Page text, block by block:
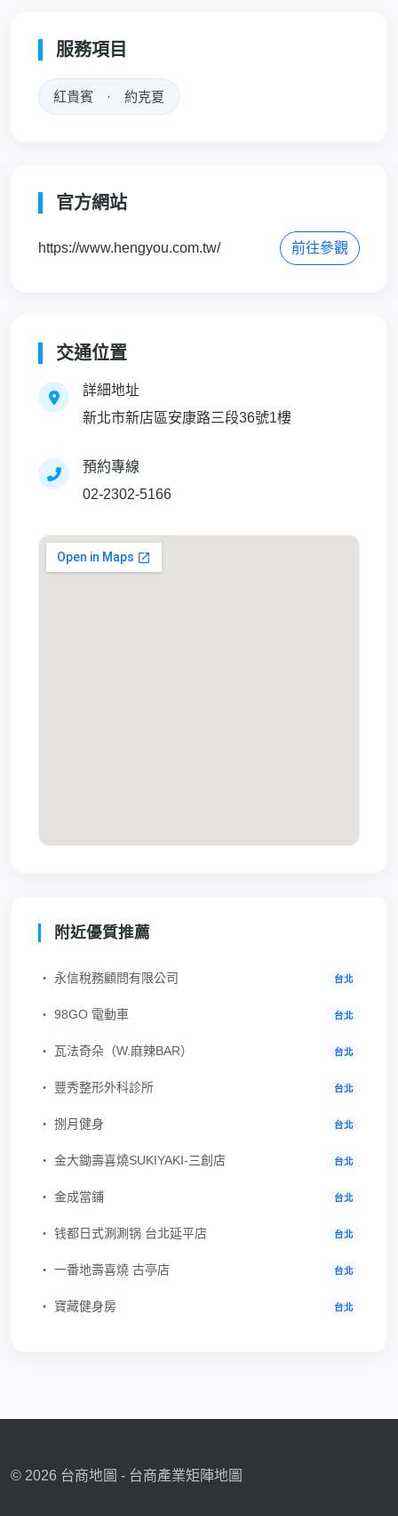
服務項目
紅貴賓 · 約克夏
官方網站
https://www.hengyou.com.tw/ 前往參觀
交通位置
詳細地址
新北市新店區安康路三段36號1樓
預約專線
02-2302-5166
附近優質推薦
‧ 永信稅務顧問有限公司 台北
‧ 98GO 電動車 台北
‧ 瓦法奇朵（W.麻辣BAR） 台北
‧ 豐秀整形外科診所 台北
‧ 捌月健身 台北
‧ 金大鋤壽喜燒SUKIYAKI-三創店 台北
‧ 金成當鋪 台北
‧ 钱都日式涮涮锅 台北延平店 台北
‧ 一番地壽喜燒 古亭店 台北
‧ 寶藏健身房 台北
© 2026 台商地圖 - 台商產業矩陣地圖